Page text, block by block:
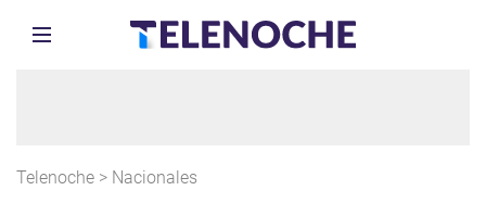
Telenoche > Nacionales